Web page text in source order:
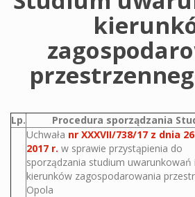
Lp. Procedura sporządzania
Uchwała nr XXXVII/738/17 z dnia
2017 r. w sprawie przystąpienia do
sporządzania studium uwarunkowań i
kierunków zagospodarowania
Opola